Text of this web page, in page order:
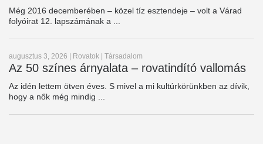
Még 2016 decemberében – közel tíz esztendeje – volt a Várad
folyóirat 12. lapszámának a ...
augusztus 3, 2026 Rovatok Társadalom
Az 50 színes árnyalata – rovatindító vallomás
Az idén lettem ötven éves. S mivel a mi kultúrkörünkben az dívik,
hogy a nők még mindig ...